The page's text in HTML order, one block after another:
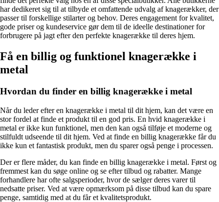
har dedikeret sig til at tilbyde et omfattende udvalg af knagerækker, der
passer til forskellige stilarter og behov. Deres engagement for kvalitet,
gode priser og kundeservice gør dem til de ideelle destinationer for
forbrugere på jagt efter den perfekte knagerække til deres hjem.
Få en billig og funktionel knagerække i
metal
Hvordan du finder en billig knagerække i metal
Når du leder efter en knagerække i metal til dit hjem, kan det være en
stor fordel at finde et produkt til en god pris. En hvid knagerække i
metal er ikke kun funktionel, men den kan også tilføje et moderne og
stilfuldt udseende til dit hjem. Ved at finde en billig knagerække får du
ikke kun et fantastisk produkt, men du sparer også penge i processen.
Der er flere måder, du kan finde en billig knagerække i metal. Først og
fremmest kan du søge online og se efter tilbud og rabatter. Mange
forhandlere har ofte salgsperioder, hvor de sælger deres varer til
nedsatte priser. Ved at være opmærksom på disse tilbud kan du spare
penge, samtidig med at du får et kvalitetsprodukt.